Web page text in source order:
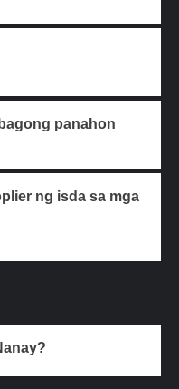
panahon
ng isda sa mga